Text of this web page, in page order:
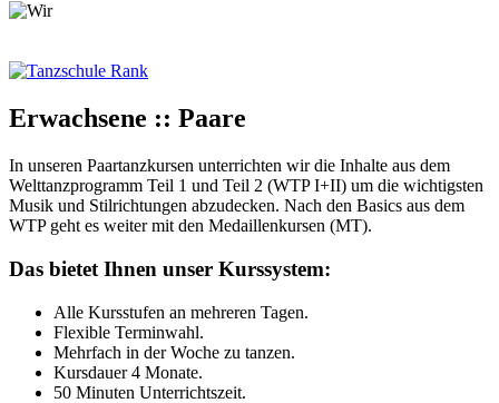
Erwachsene :: Paare
In unseren Paartanzkursen unterrichten wir die Inhalte aus dem
Welttanzprogramm Teil 1 und Teil 2 (WTP I+II) um die wichtigsten
Musik und Stilrichtungen abzudecken. Nach den Basics aus dem
WTP geht es weiter mit den Medaillenkursen (MT).
Das bietet Ihnen unser Kurssystem:
Alle Kursstufen an mehreren Tagen.
Flexible Terminwahl.
Mehrfach in der Woche zu tanzen.
Kursdauer 4 Monate.
50 Minuten Unterrichtszeit.